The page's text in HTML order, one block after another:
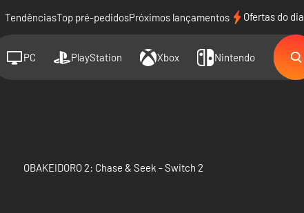
TendênciasTop pré-pedidosPróximos lançamentos Ofertas do dia
PC PlayStation Xbox Nintendo
OBAKEIDORO 2: Chase & Seek - Switch 2